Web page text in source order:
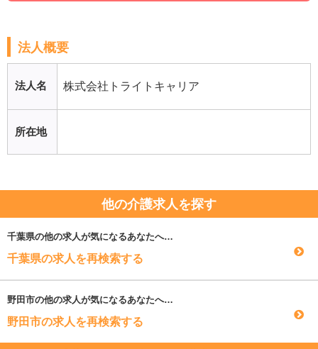
法人概要
法人名 株式会社トライトキャリア
所在地
他の介護求人を探す
千葉県の他の求人が気になるあなたへ…
千葉県の求人を再検索する
野田市の他の求人が気になるあなたへ…
野田市の求人を再検索する